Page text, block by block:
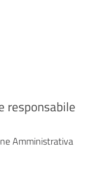
responsabile
Amministrativa